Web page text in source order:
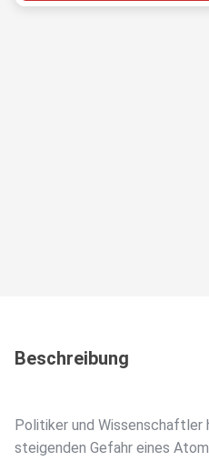
Beschreibung
Politiker und Wissenschaftler
steigenden Gefahr eines